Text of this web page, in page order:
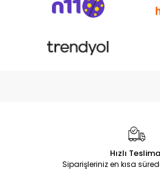
Hızlı
Siparişleriniz en kısa